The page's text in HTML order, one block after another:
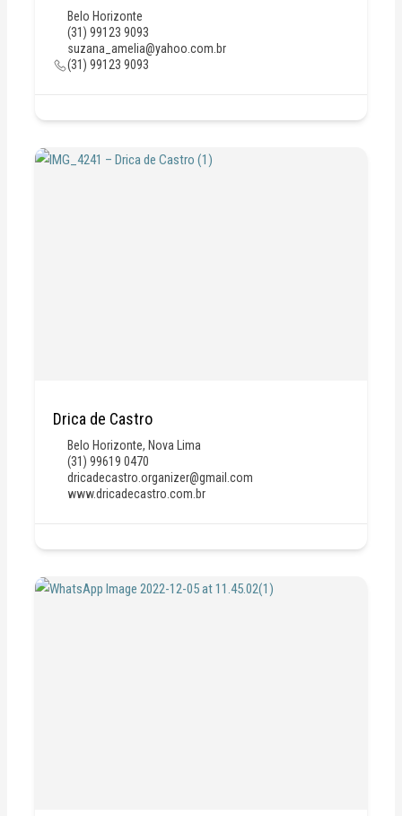
Belo Horizonte
(31) 99123 9093
suzana_amelia@yahoo.com.br
(31) 99123 9093
Drica de Castro
Belo Horizonte, Nova Lima
(31) 99619 0470
dricadecastro.organizer@gmail.com
www.dricadecastro.com.br